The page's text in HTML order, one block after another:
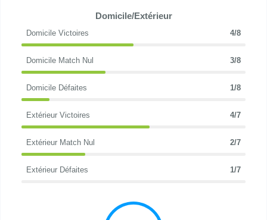
Domicile/Extérieur
Domicile Victoires 4/8
Domicile Match Nul 3/8
Domicile Défaites 1/8
Extérieur Victoires 4/7
Extérieur Match Nul 2/7
Extérieur Défaites 1/7